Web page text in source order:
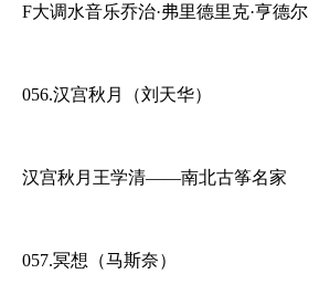
F大调水音乐乔治·弗里德里克·亨德尔
056.汉宫秋月（刘天华）
汉宫秋月王学清——南北古筝名家
057.冥想（马斯奈）